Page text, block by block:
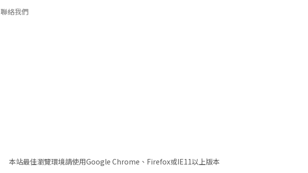
聯絡我們
本站最佳瀏覽環境請使用Google Chrome、Firefox或IE11以上版本